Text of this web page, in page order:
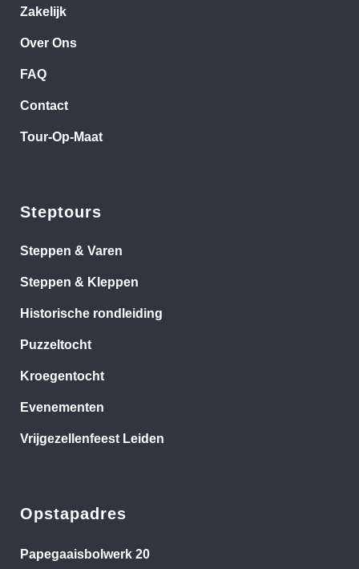
Zakelijk
Over Ons
FAQ
Contact
Tour-Op-Maat
Steptours
Steppen & Varen
Steppen & Kleppen
Historische rondleiding
Puzzeltocht
Kroegentocht
Evenementen
Vrijgezellenfeest Leiden
Opstapadres
Papegaaisbolwerk 20